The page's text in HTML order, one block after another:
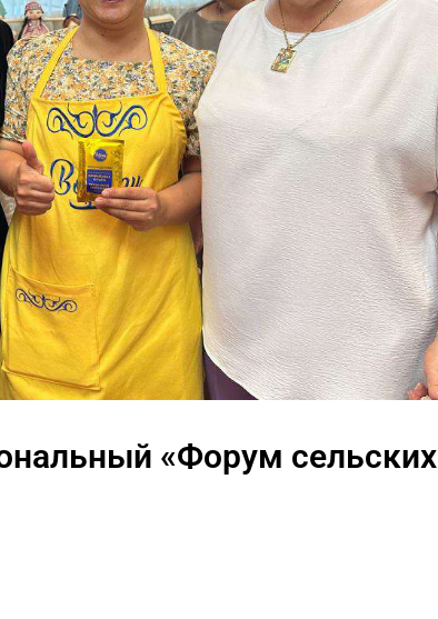
«Форум сельских